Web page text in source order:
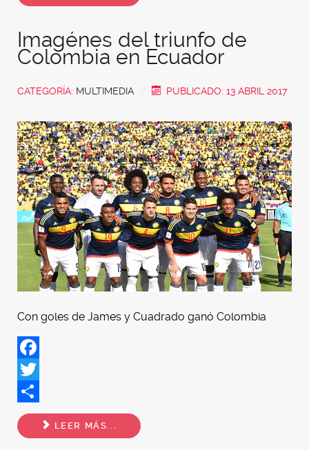
Imagénes del triunfo de
Colombia en Ecuador
CATEGORÍA: MULTIMEDIA PUBLICADO: 13 ABRIL 2017
Con goles de James y Cuadrado ganó Colombia
Facebook
Twitter
Share
LEER MÁS...